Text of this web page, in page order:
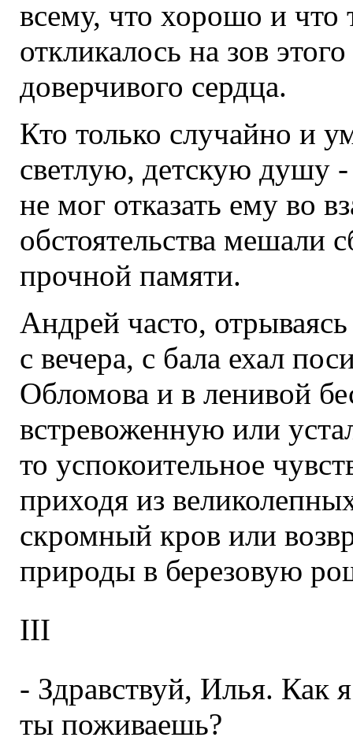
всему, что хорошо и что
откликалось на зов
доверчивого сердца.
Кто только случайно и
светлую, детскую душу
не мог отказать ему во
обстоятельства мешали
прочной памяти.
Андрей часто,
с вечера, с бала ехал
Обломова и в ленивой
встревоженную или
то успокоительное
приходя из
скромный кров или
природы в березовую
III
- Здравствуй, Илья. Как
ты поживаешь?